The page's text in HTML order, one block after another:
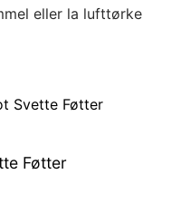
eller la lufttørke
Føtter